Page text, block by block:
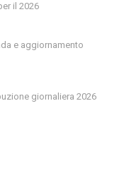
il 2026
e aggiornamento
giornaliera 2026